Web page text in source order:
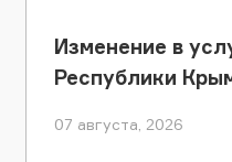
Изменение в
Республики
07 августа, 2026